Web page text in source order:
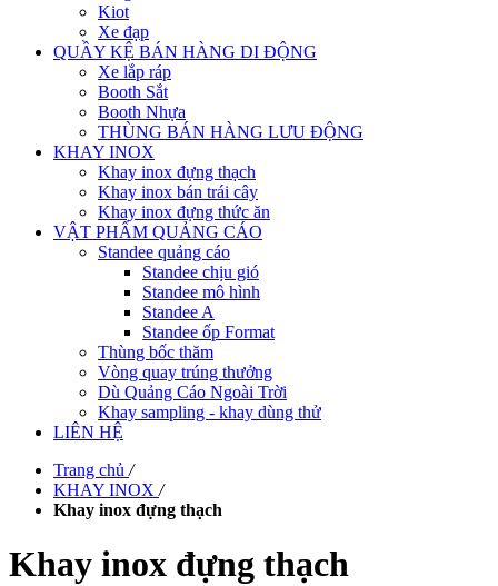
Kiot
Xe đạp
QUẦY KỆ BÁN HÀNG DI ĐỘNG
Xe lắp ráp
Booth Sắt
Booth Nhựa
THÙNG BÁN HÀNG LƯU ĐỘNG
KHAY INOX
Khay inox đựng thạch
Khay inox bán trái cây
Khay inox đựng thức ăn
VẬT PHẨM QUẢNG CÁO
Standee quảng cáo
Standee chịu gió
Standee mô hình
Standee A
Standee ốp Format
Thùng bốc thăm
Vòng quay trúng thưởng
Dù Quảng Cáo Ngoài Trời
Khay sampling - khay dùng thử
LIÊN HỆ
Trang chủ /
KHAY INOX /
Khay inox đựng thạch
Khay inox đựng thạch